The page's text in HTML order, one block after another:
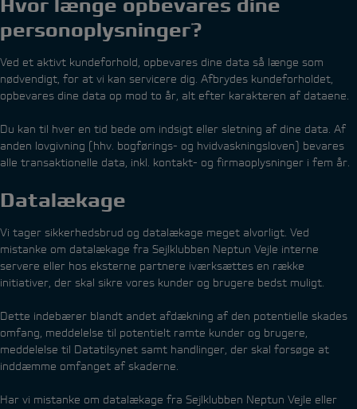
Hvor længe opbevares dine
personoplysninger?
Ved et aktivt kundeforhold, opbevares dine data så længe som
nødvendigt, for at vi kan servicere dig. Afbrydes kundeforholdet,
opbevares dine data op mod to år, alt efter karakteren af dataene.
Du kan til hver en tid bede om indsigt eller sletning af dine data. Af
anden lovgivning (hhv. bogførings- og hvidvaskningsloven) bevares
alle transaktionelle data, inkl. kontakt- og firmaoplysninger i fem år.
Datalækage
Vi tager sikkerhedsbrud og datalækage meget alvorligt. Ved
mistanke om datalækage fra Sejlklubben Neptun Vejle interne
servere eller hos eksterne partnere iværksættes en række
initiativer, der skal sikre vores kunder og brugere bedst muligt.
Dette indebærer blandt andet afdækning af den potentielle skades
omfang, meddelelse til potentielt ramte kunder og brugere,
meddelelse til Datatilsynet samt handlinger, der skal forsøge at
inddæmme omfanget af skaderne.
Har vi mistanke om datalækage fra Sejlklubben Neptun Vejle eller